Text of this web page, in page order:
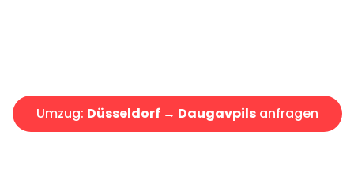
Umzug: Düsseldorf → Daugavpilsanfragen